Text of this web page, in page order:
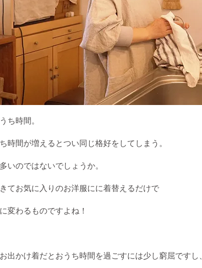
ち時間。
時間が増えるとつい同じ格好をしてしまう。
いのではないでしょうか。
てお気に入りのお洋服にに着替えるだけで
変わるものですよね！
出かけ着だとおうち時間を過ごすには少し窮屈ですし、